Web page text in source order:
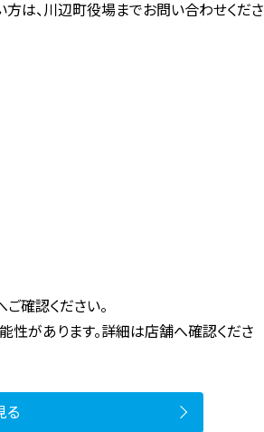
方は、川辺町役場までお問い合わせくださ
確認ください。
性があります。詳細は店舗へ確認くださ
る